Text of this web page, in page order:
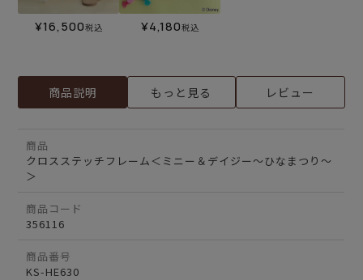
¥16,500税込 ¥4,180税込
商品説明 もっと見る レビュー
商品
クロスステッチフレーム＜ミニー＆デイジー～ひなまつり～
＞
商品コード
356116
商品番号
KS-HE630